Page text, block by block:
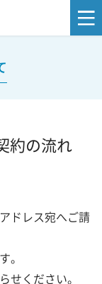
約の流れ
ドレス宛へご請
。
せください。